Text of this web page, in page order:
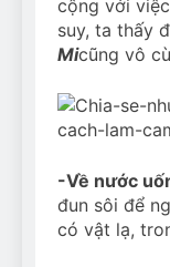
cộng với
suy, ta thấy
Micũng vô
-Về nước
đun sôi để
có vật lạ,